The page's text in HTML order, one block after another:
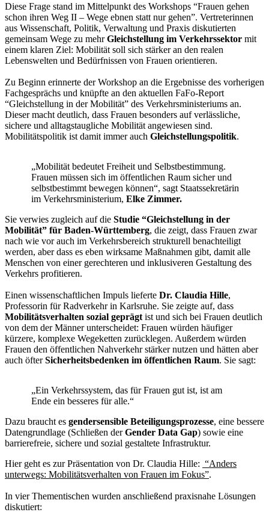
Diese Frage stand im Mittelpunkt des Workshops “Frauen gehen
schon ihren Weg II – Wege ebnen statt nur gehen”. Vertreterinnen
aus Wissenschaft, Politik, Verwaltung und Praxis diskutierten
gemeinsam Wege zu mehrGleichstellung im Verkehrssektor mit
einem klaren Ziel: Mobilität soll sich stärker an den realen
Lebenswelten und Bedürfnissen von Frauen orientieren.
Zu Beginn erinnerte der Workshop an die Ergebnisse des vorherigen
Fachgesprächs und knüpfte an den aktuellen FaFo-Report
“Gleichstellung in der Mobilität” des Verkehrsministeriums an.
Dieser macht deutlich, dass Frauen besonders auf verlässliche,
sichere und alltagstaugliche Mobilität angewiesen sind.
Mobilitätspolitik ist damit immer auch Gleichstellungspolitik.
„Mobilität bedeutet Freiheit und Selbstbestimmung.
Frauen müssen sich im öffentlichen Raum sicher und
selbstbestimmt bewegen können“, sagt Staatssekretärin
im Verkehrsministerium, Elke Zimmer.
Sie verwies zugleich auf die Studie “Gleichstellung in der
Mobilität” für Baden-Württemberg, die zeigt, dass Frauen zwar
nach wie vor auch im Verkehrsbereich strukturell benachteiligt
werden, aber dass es eben wirksame Maßnahmen gibt, damit alle
Menschen von einer gerechteren und inklusiveren Gestaltung des
Verkehrs profitieren.
Einen wissenschaftlichen Impuls lieferte Dr. Claudia Hille,
Professorin für Radverkehr in Karlsruhe. Sie zeigte auf, dass
Mobilitätsverhalten sozial geprägt ist und sich bei Frauen deutlich
von dem der Männer unterscheidet: Frauen würden häufiger
kürzere, komplexe Wegeketten zurücklegen. Außerdem würden
Frauen den öffentlichen Nahverkehr stärker nutzen und hätten aber
auch öfterSicherheitsbedenken im öffentlichen Raum. Sie sagt:
„Ein Verkehrssystem, das für Frauen gut ist, ist am
Ende ein besseres für alle.“
Dazu braucht es gendersensible Beteiligungsprozesse, eine bessere
Datengrundlage (Schließen derGender Data Gap) sowie eine
barrierefreie, sichere und sozial gestaltete Infrastruktur.
Hier geht es zur Präsentation von Dr. Claudia Hille: “Anders
unterwegs: Mobilitätsverhalten von Frauen im Fokus”.
In vier Thementischen wurden anschließend praxisnahe Lösungen
diskutiert: